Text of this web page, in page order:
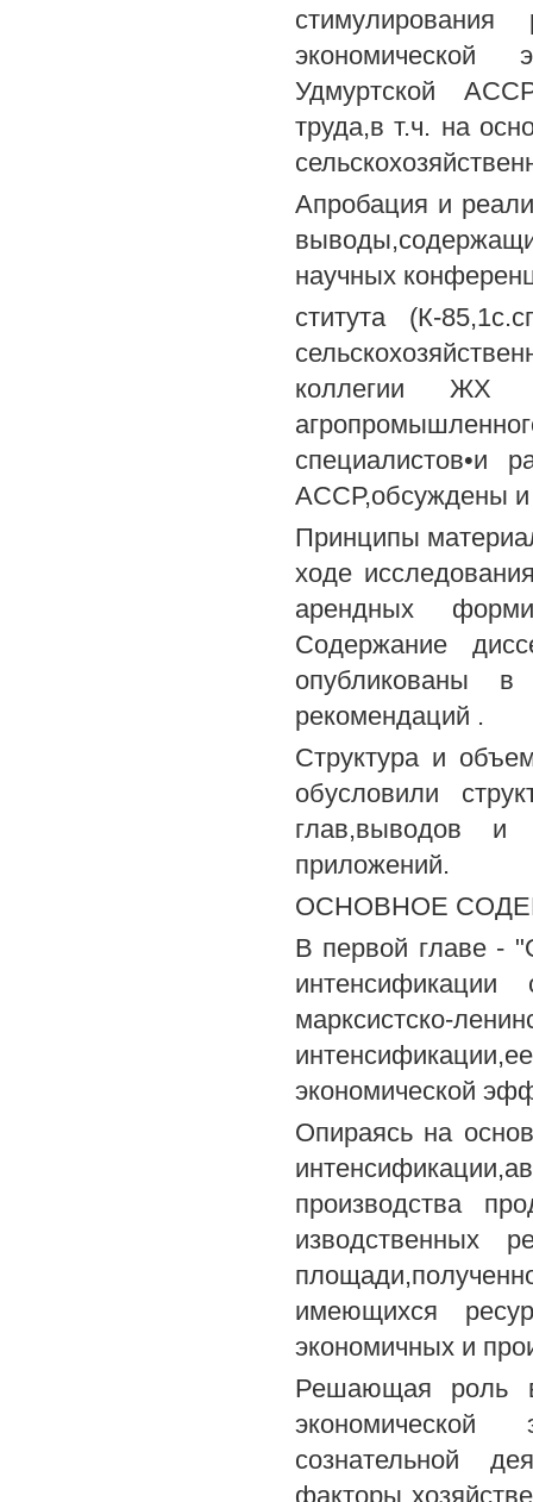
экономической
Удмуртской
труда,в т.ч. на
Апробация и
научных
ститута (К-
коллегии ЖХ
специалистов•и
АССР,обсуждены и
Принципы
ходе
арендных
Содержание
опубликованы в
рекомендаций .
Структура и
обусловили
глав,выводов и
приложений.
ОСНОВНОЕ
В первой главе -
интенсификации
марксистско-
экономической
Опираясь на
производства
изводственных
имеющихся
экономичных и
Решающая роль в
экономической
сознательной
факторы